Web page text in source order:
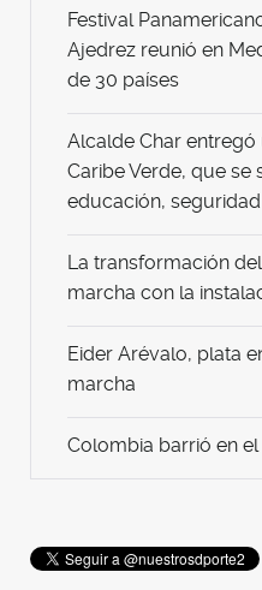
Festival
Ajedrez reunió en
de 30 países
Alcalde Char
Caribe Verde, que se
educación,
La transformación
marcha con la
Eider Arévalo, plata
marcha
Colombia barrió en el